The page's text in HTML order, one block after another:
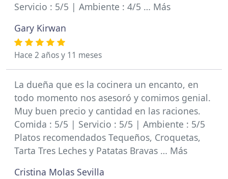
Servicio : 5/5 | Ambiente : 4/5 … Más
Gary Kirwan
Hace 2 años y 11 meses
La dueña que es la cocinera un encanto, en
todo momento nos asesoró y comimos genial.
Muy buen precio y cantidad en las raciones.
Comida : 5/5 | Servicio : 5/5 | Ambiente : 5/5
Platos recomendados Tequeños, Croquetas,
Tarta Tres Leches y Patatas Bravas … Más
Cristina Molas Sevilla